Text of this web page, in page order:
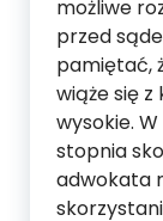
możliwe
przed
pamiętać,
wiąże się
wysokie.
stopnia
adwokata